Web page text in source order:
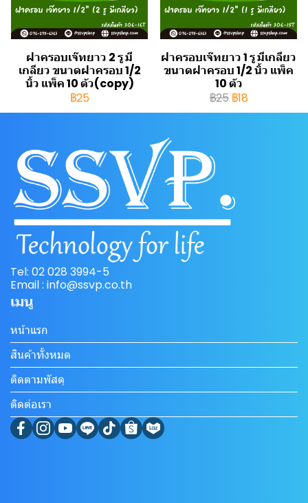
ฝาครอบเจ๊ทยาว 2 รู มี
เกลียว ขนาดฝาครอบ 1/2
นิ้ว แพ็ค 10 ตัว(copy)
฿25
ฝาครอบเจ๊ทยาว 1 รู มีเกลียว
ขนาดฝาครอบ 1/2 นิ้ว แพ็ค
10 ตัว
฿25 ฿18
Tel: 02 028 3994-5
Email : info@ssvp.co.th
เมนู
หน้าแรก
สินค้าทั้งหมด
ติดตามพัสดุ
ติดต่อเรา